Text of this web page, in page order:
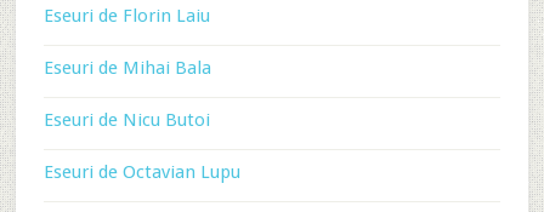
Eseuri de Florin Laiu
Eseuri de Mihai Bala
Eseuri de Nicu Butoi
Eseuri de Octavian Lupu